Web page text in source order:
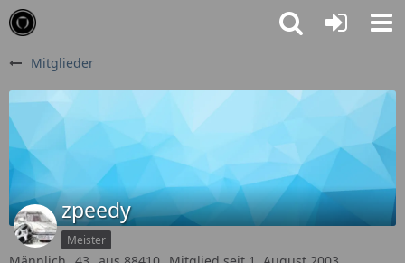
Mitglieder
zpeedy
Meister